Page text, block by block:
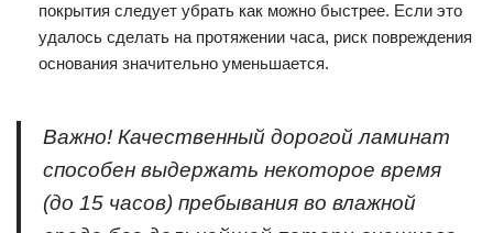
покрытия следует убрать как можно быстрее. Если это
удалось сделать на протяжении часа, риск повреждения
основания значительно уменьшается.
Важно! Качественный дорогой ламинат
способен выдержать некоторое время
(до 15 часов) пребывания во влажной